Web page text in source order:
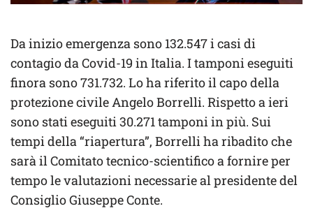
Da inizio emergenza sono 132.547 i casi di
contagio da Covid-19 in Italia. I tamponi eseguiti
finora sono 731.732. Lo ha riferito il capo della
protezione civile Angelo Borrelli. Rispetto a ieri
sono stati eseguiti 30.271 tamponi in più. Sui
tempi della “riapertura”, Borrelli ha ribadito che
sarà il Comitato tecnico-scientifico a fornire per
tempo le valutazioni necessarie al presidente del
Consiglio Giuseppe Conte.